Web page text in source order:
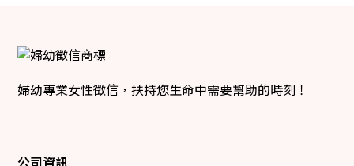
婦幼專業女性徵信，扶持您生命中需要幫助的時刻！
公司資訊